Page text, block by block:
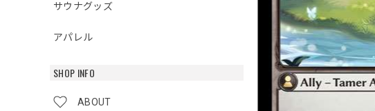
サウナグッズ
アパレル
SHOP INFO
ABOUT